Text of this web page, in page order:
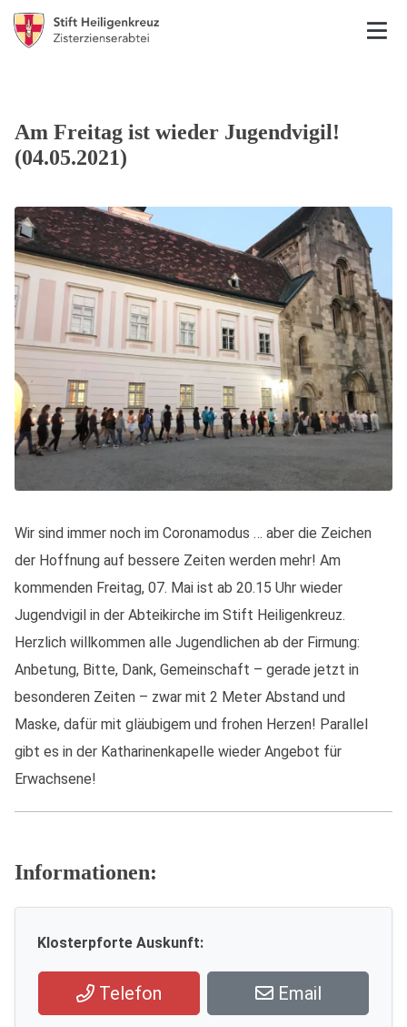
Am Freitag ist wieder Jugendvigil!
(04.05.2021)
Wir sind immer noch im Coronamodus … aber die Zeichen
der Hoffnung auf bessere Zeiten werden mehr! Am
kommenden Freitag, 07. Mai ist ab 20.15 Uhr wieder
Jugendvigil in der Abteikirche im Stift Heiligenkreuz.
Herzlich willkommen alle Jugendlichen ab der Firmung:
Anbetung, Bitte, Dank, Gemeinschaft – gerade jetzt in
besonderen Zeiten – zwar mit 2 Meter Abstand und
Maske, dafür mit gläubigem und frohen Herzen! Parallel
gibt es in der Katharinenkapelle wieder Angebot für
Erwachsene!
Informationen:
Klosterpforte Auskunft:
Telefon Email